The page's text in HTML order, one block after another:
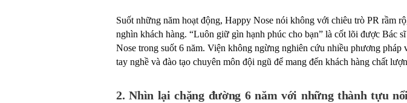
Suốt những năm hoạt động, Happy Nose nói không với chiêu trò PR rầm
nghìn khách hàng. “Luôn giữ gìn hạnh phúc cho bạn” là cốt lõi được
Nose trong suốt 6 năm. Viện không ngừng nghiên cứu nhiều phương
tay nghề và đào tạo chuyên môn đội ngũ để mang đến khách hàng chất
2. Nhìn lại chặng đường 6 năm với những thành tựu